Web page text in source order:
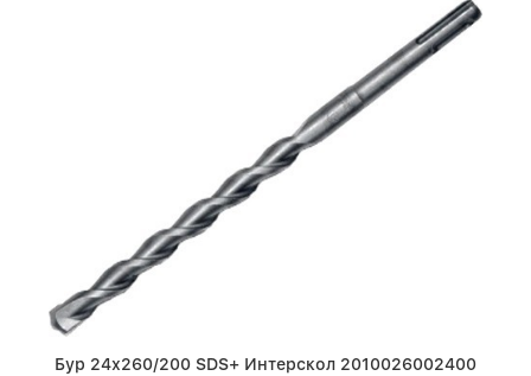
Бур 24х260/200 SDS+ Интерскол 2010026002400